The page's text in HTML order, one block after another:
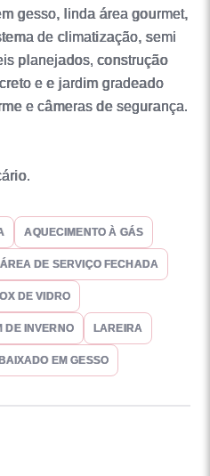
gesso, linda área gourmet,
de climatização, semi
planejados, construção
e e jardim gradeado
e câmeras de segurança.
AQUECIMENTO À GÁS
ÁREA DE SERVIÇO FECHADA
DE VIDRO
DE INVERNO LAREIRA
EM GESSO